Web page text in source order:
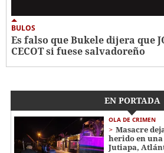
BULOS
Es falso que Bukele dijera que
CECOT si fuese salvadoreño
EN PORTADA
OLA DE CRIMEN
Masacre
herido en
Jutiapa,